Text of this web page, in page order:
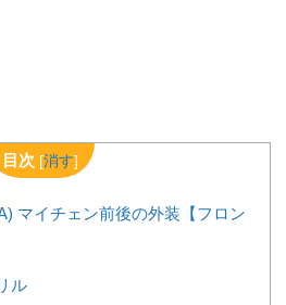
目次 [消す]
マイチェン前後の外装【フロン
ル